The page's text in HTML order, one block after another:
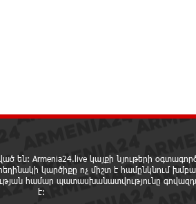
են: Armenia24.live կայքի նյութերի
կարծիքը ոչ միշտ է համընկնում
համար պատասխանատվությունը
է: